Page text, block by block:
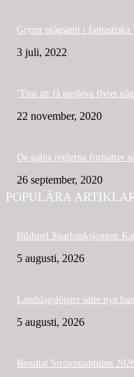
Grymt plågsamt i fantastiska
3 juli, 2022
”Fint att få uppleva flytet
22 november, 2020
De galna reglerna fortsätter
26 september, 2020
POPULÄRA
Bildspel Sparbanksjoggen
5 augusti, 2026
Landslagslöpare satte nya
5 augusti, 2026
Resultat Strömstadmilen